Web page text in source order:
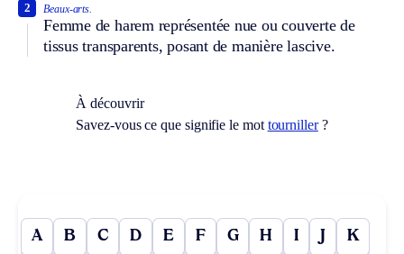
Beaux-arts.
Femme de harem représentée nue ou couverte de
tissus transparents, posant de manière lascive.
2
À découvrir
Savez-vous ce que signifie le mot tourniller?
A B C D E F G H I J K